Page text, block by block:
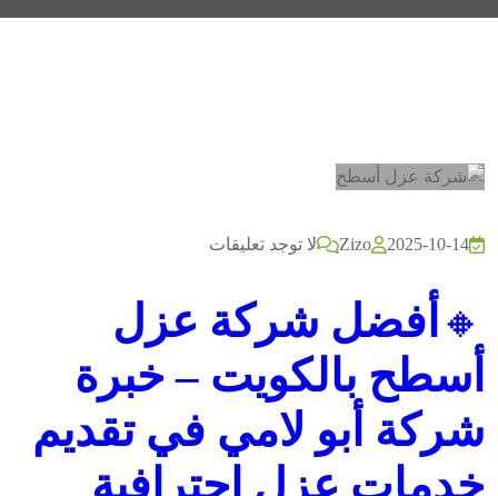
2025-10-14
Zizo لا توجد تعليقات
🔸 أفضل شركة عزل
أسطح بالكويت – خبرة
شركة أبو لامي في تقديم
خدمات عزل احترافية